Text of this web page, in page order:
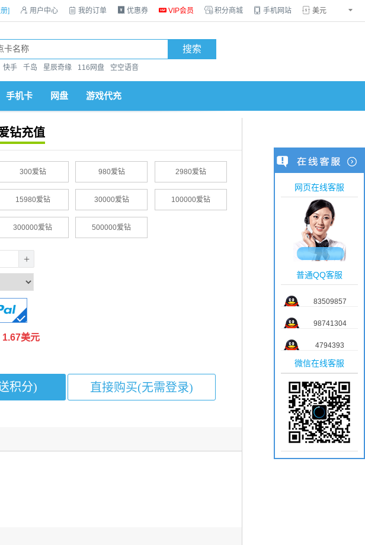
]  用户中心  我的订单  优惠券  VIP会员 积分商城  手机网站  
搜索
快手 千岛 星辰奇缘 116网盘 空空语音
手机卡 网盘 游戏代充
钻充值
300爱钻 980爱钻 2980爱钻
15980爱钻 30000爱钻 100000爱钻
300000爱钻 500000爱钻
+
美元
网页在线客服
普通QQ客服
83509857
98741304
4794393
微信在线客服